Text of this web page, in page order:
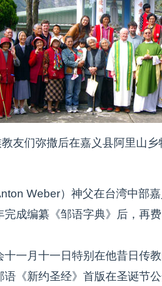
友们弥撒后在嘉义县阿里山乡
Weber）神父在台湾中部嘉
成编纂《邹语字典》后，再
月十一日特别在他昔日传教
《新约圣经》首版在圣诞节公